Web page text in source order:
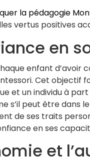
la pédagogie
vertus positives
en
enfant d’avoir
Cet objectif
et un individu à
s’il peut être dans
de ses traits
en ses
et